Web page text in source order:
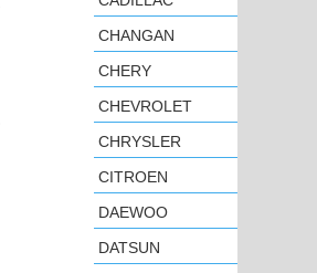
CHANGAN
CHERY
CHEVROLET
CHRYSLER
CITROEN
DAEWOO
DATSUN